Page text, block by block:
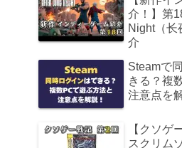
介！】第
Night（长
介
Steamで
きる？複
注意点を
【クソゲ
スクリム